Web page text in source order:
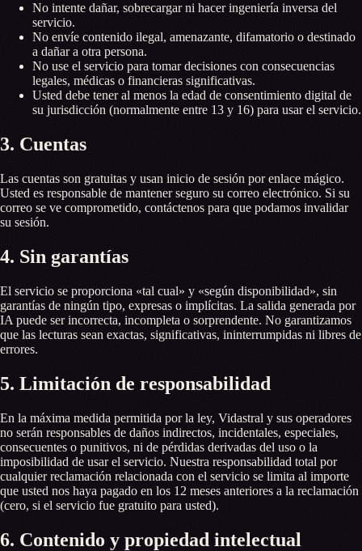
No intente dañar, sobrecargar ni hacer ingeniería inversa del
servicio.
No envíe contenido ilegal, amenazante, difamatorio o destinado
a dañar a otra persona.
No use el servicio para tomar decisiones con consecuencias
legales, médicas o financieras significativas.
Usted debe tener al menos la edad de consentimiento digital de
su jurisdicción (normalmente entre 13 y 16) para usar el servicio.
3. Cuentas
Las cuentas son gratuitas y usan inicio de sesión por enlace mágico.
Usted es responsable de mantener seguro su correo electrónico. Si su
correo se ve comprometido, contáctenos para que podamos invalidar
su sesión.
4. Sin garantías
El servicio se proporciona «tal cual» y «según disponibilidad», sin
garantías de ningún tipo, expresas o implícitas. La salida generada por
IA puede ser incorrecta, incompleta o sorprendente. No garantizamos
que las lecturas sean exactas, significativas, ininterrumpidas ni libres de
errores.
5. Limitación de responsabilidad
En la máxima medida permitida por la ley, Vidastral y sus operadores
no serán responsables de daños indirectos, incidentales, especiales,
consecuentes o punitivos, ni de pérdidas derivadas del uso o la
imposibilidad de usar el servicio. Nuestra responsabilidad total por
cualquier reclamación relacionada con el servicio se limita al importe
que usted nos haya pagado en los 12 meses anteriores a la reclamación
(cero, si el servicio fue gratuito para usted).
6. Contenido y propiedad intelectual